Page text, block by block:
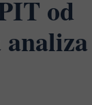
od
analiza